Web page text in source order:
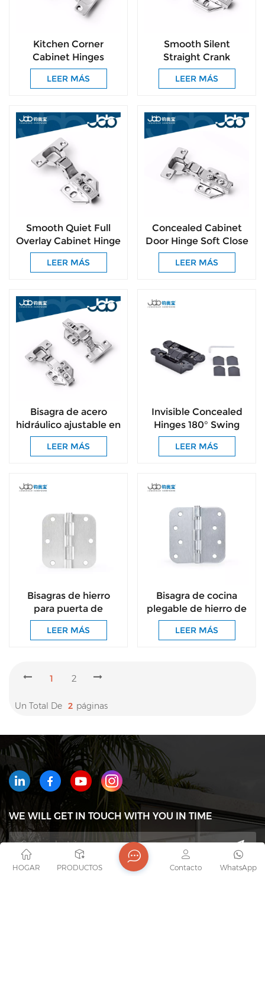
Kitchen Corner
Cabinet Hinges
Cabinet Door Insert
Hinges Self Closing
LEER MÁS
Smooth Silent
Straight Crank
Cabinet Hinge with
Free Mounting
LEER MÁS
Smooth Quiet Full
Overlay Cabinet Hinge
Easy-Install for All
Kinds of Cabinet
LEER MÁS
Concealed Cabinet
Door Hinge Soft Close
for Kitchen Wardrobe
Cabinets
LEER MÁS
Bisagra de acero
hidráulico ajustable en
níquel para muebles
de cocina.
LEER MÁS
Invisible Concealed
Hinges 180° Swing
Adjustable Ideal for
Secret Rooms
LEER MÁS
Bisagras de hierro
para puerta de
gabinete plegable
oculto de níquel
LEER MÁS
Bisagra de cocina
plegable de hierro de
4 pulgadas para
armarios.
LEER MÁS
1 2
Un Total De 2 Páginas
WE WILL GET IN TOUCH WITH YOU IN TIME
HOGAR PRODUCTOS WhatsApp
Contacto